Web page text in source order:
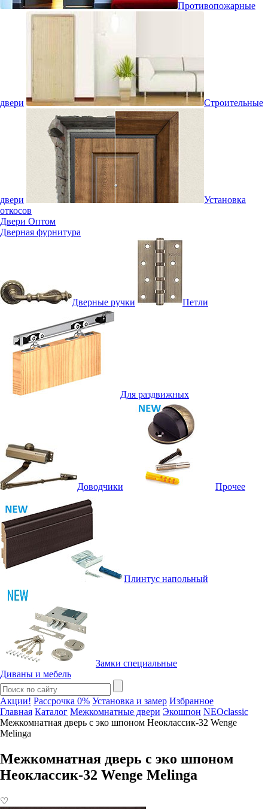
Противопожарные
двери Строительные
двери
Установка
откосов
Двери Оптом
Дверная фурнитура
Дверные ручки Петли
Для раздвижных
Доводчики Прочее
Плинтус напольный
Замки специальные
Диваны и мебель
Акции! Рассрочка 0% Установка и замер Избранное
Главная Каталог Межкомнатные двери Экошпон NEOclassic
Межкомнатная дверь с эко шпоном Неоклассик-32 Wenge
Melinga
Межкомнатная дверь с эко шпоном
Неоклассик-32 Wenge Melinga
♡